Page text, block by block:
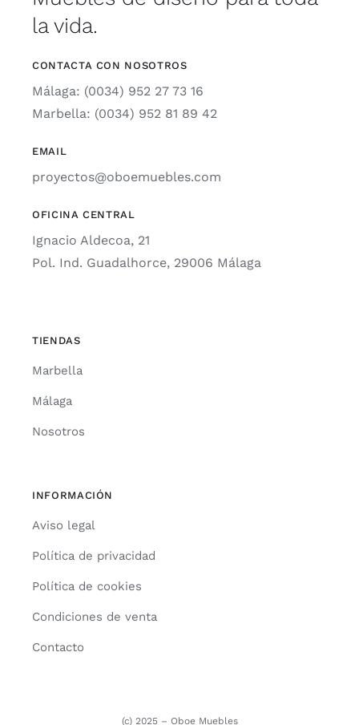
la vida.
CONTACTA CON NOSOTROS
Málaga: (0034) 952 27 73 16
Marbella: (0034) 952 81 89 42
EMAIL
proyectos@oboemuebles.com
OFICINA CENTRAL
Ignacio Aldecoa, 21
Pol. Ind. Guadalhorce, 29006 Málaga
TIENDAS
Marbella
Málaga
Nosotros
INFORMACIÓN
Aviso legal
Política de privacidad
Política de cookies
Condiciones de venta
Contacto
(c) 2025 – Oboe Muebles